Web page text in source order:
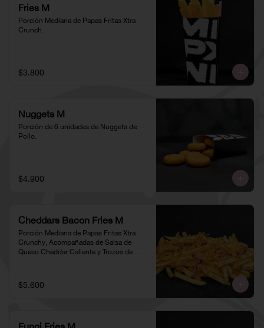
Fries M
Porción Mediana de Papas Fritas Xtra
Crunch.
$3.800
Nuggets M
Porción de 6 unidades de Nuggets de
Pollo.
$4.900
Cheddars Bacon Fries M
Porción Mediana de Papas Fritas Xtra
Crunchy, Acompañadas de Salsa de
Queso Cheddar Caliente y Trozos de
$5.600